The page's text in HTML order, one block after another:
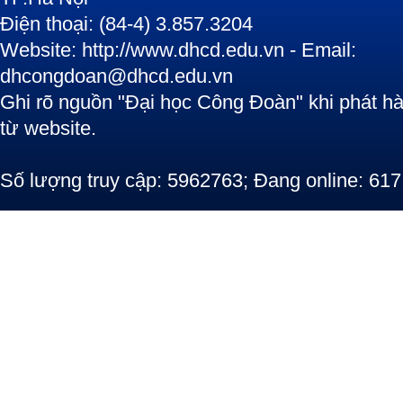
Điện thoại: (84-4) 3.857.3204
Website: http://www.dhcd.edu.vn - Email:
dhcongdoan@dhcd.edu.vn
Ghi rõ nguồn "Đại học Công Đoàn" khi phát
từ website.
Số lượng truy cập: 5962763; Đang online: 617